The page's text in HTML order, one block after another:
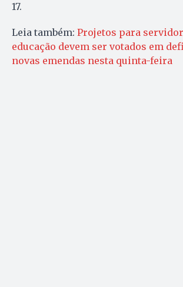
17.
Leia também: Projetos para
educação devem ser votados em
novas emendas nesta quinta-feira